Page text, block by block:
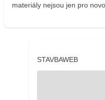
materiály nejsou jen pro
STAVBAWEB